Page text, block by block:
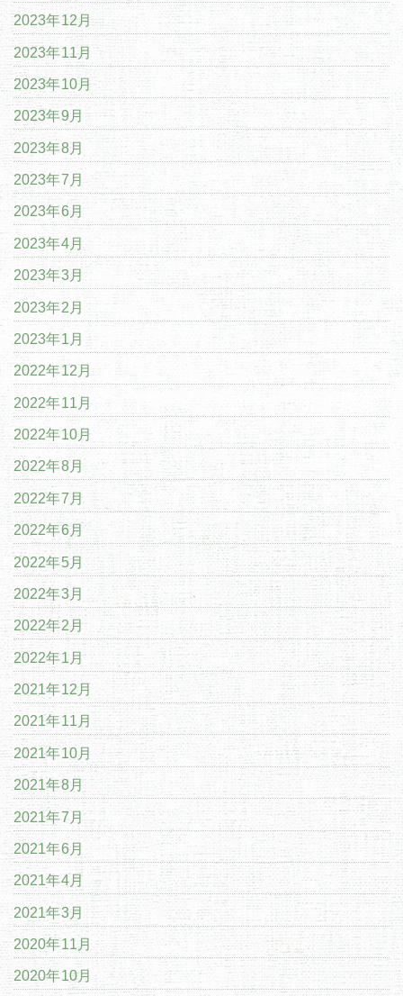
2023年12月
2023年11月
2023年10月
2023年9月
2023年8月
2023年7月
2023年6月
2023年4月
2023年3月
2023年2月
2023年1月
2022年12月
2022年11月
2022年10月
2022年8月
2022年7月
2022年6月
2022年5月
2022年3月
2022年2月
2022年1月
2021年12月
2021年11月
2021年10月
2021年8月
2021年7月
2021年6月
2021年4月
2021年3月
2020年11月
2020年10月